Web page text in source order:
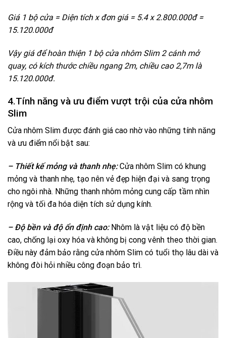
Giá 1 bộ cửa = Diện tích x đơn giá = 5.4 x 2.800.000đ =
15.120.000đ
Vậy giá để hoàn thiện 1 bộ cửa nhôm Slim 2 cánh mở
quay, có kích thước chiều ngang 2m, chiều cao 2,7m là
15.120.000đ.
4.Tính năng và ưu điểm vượt trội của cửa nhôm
Slim
Cửa nhôm Slim được đánh giá cao nhờ vào những tính năng
và ưu điểm nổi bật sau:
– Thiết kế mỏng và thanh nhẹ:Cửa nhôm Slim có khung
mỏng và thanh nhẹ, tạo nên vẻ đẹp hiện đại và sang trọng
cho ngôi nhà. Những thanh nhôm mỏng cung cấp tầm nhìn
rộng và tối đa hóa diện tích sử dụng kính.
– Độ bền và độ ổn định cao:Nhôm là vật liệu có độ bền
cao, chống lại oxy hóa và không bị cong vênh theo thời gian.
Điều này đảm bảo rằng cửa nhôm Slim có tuổi thọ lâu dài và
không đòi hỏi nhiều công đoạn bảo trì.